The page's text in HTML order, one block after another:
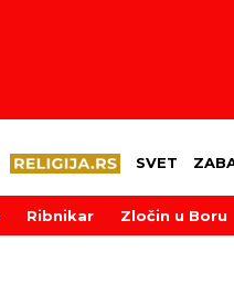
SVET
Ribnikar Zločin u Boru